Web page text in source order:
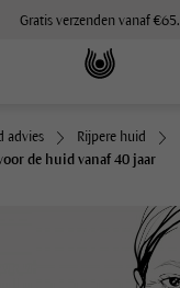
Gratis verzenden vanaf €65.
advies
Rijpere huid
de huid vanaf 40 jaar